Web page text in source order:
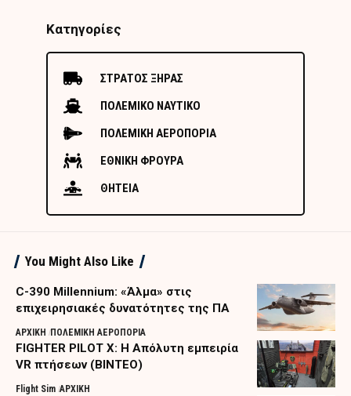
Κατηγορίες
ΣΤΡΑΤΟΣ ΞΗΡΑΣ
ΠΟΛΕΜΙΚΟ ΝΑΥΤΙΚΟ
ΠΟΛΕΜΙΚΗ ΑΕΡΟΠΟΡΙΑ
ΕΘΝΙΚΗ ΦΡΟΥΡΑ
ΘΗΤΕΙΑ
You Might Also Like
C-390 Millennium: «Άλμα» στις
επιχειρησιακές δυνατότητες της ΠΑ
ΑΡΧΙΚΗ ΠΟΛΕΜΙΚΗ ΑΕΡΟΠΟΡΙΑ
FIGHTER PILOT X: Η Απόλυτη εμπειρία
VR πτήσεων (ΒΙΝΤΕΟ)
Flight Sim ΑΡΧΙΚΗ